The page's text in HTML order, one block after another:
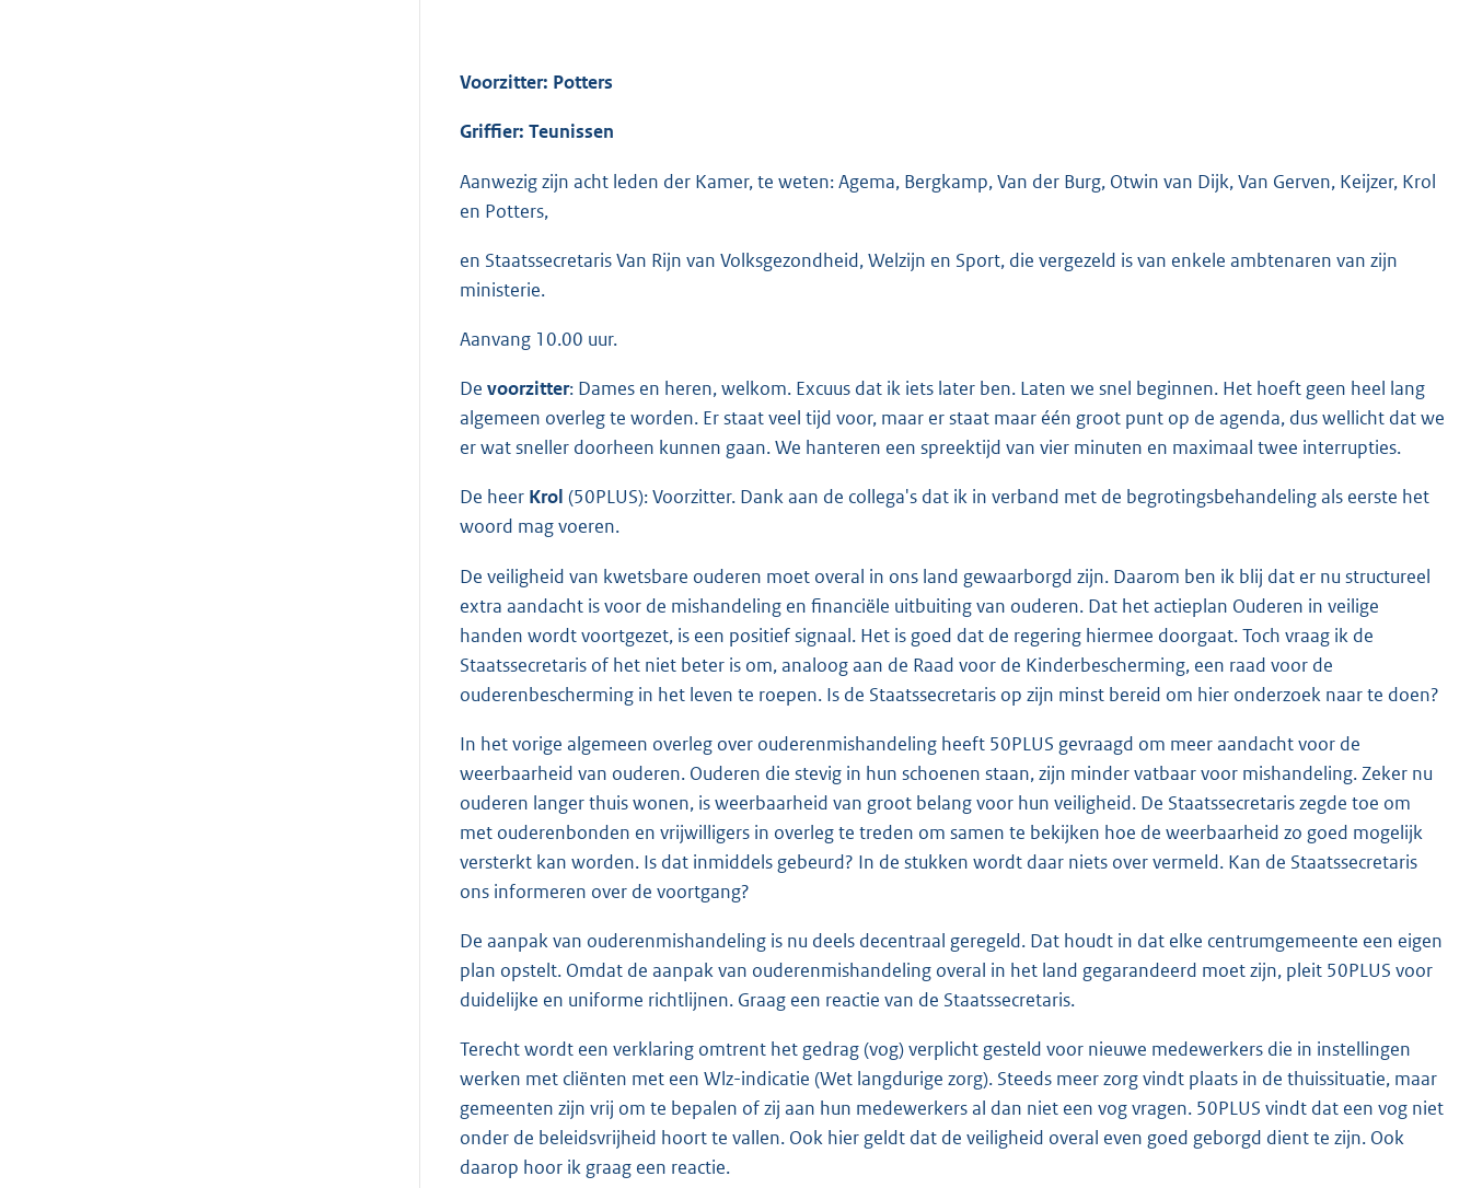
Voorzitter: Potters
Griffier: Teunissen
Aanwezig zijn acht leden der Kamer, te weten: Agema, Bergkamp, Van der Burg, Otwin van Dijk, Van Gerven, Keijzer, Krol
en Potters,
en Staatssecretaris Van Rijn van Volksgezondheid, Welzijn en Sport, die vergezeld is van enkele ambtenaren van zijn
ministerie.
Aanvang 10.00 uur.
De voorzitter: Dames en heren, welkom. Excuus dat ik iets later ben. Laten we snel beginnen. Het hoeft geen heel lang
algemeen overleg te worden. Er staat veel tijd voor, maar er staat maar één groot punt op de agenda, dus wellicht dat we
er wat sneller doorheen kunnen gaan. We hanteren een spreektijd van vier minuten en maximaal twee interrupties.
De heer Krol (50PLUS): Voorzitter. Dank aan de collega's dat ik in verband met de begrotingsbehandeling als eerste het
woord mag voeren.
De veiligheid van kwetsbare ouderen moet overal in ons land gewaarborgd zijn. Daarom ben ik blij dat er nu structureel
extra aandacht is voor de mishandeling en financiële uitbuiting van ouderen. Dat het actieplan Ouderen in veilige
handen wordt voortgezet, is een positief signaal. Het is goed dat de regering hiermee doorgaat. Toch vraag ik de
Staatssecretaris of het niet beter is om, analoog aan de Raad voor de Kinderbescherming, een raad voor de
ouderenbescherming in het leven te roepen. Is de Staatssecretaris op zijn minst bereid om hier onderzoek naar te doen?
In het vorige algemeen overleg over ouderenmishandeling heeft 50PLUS gevraagd om meer aandacht voor de
weerbaarheid van ouderen. Ouderen die stevig in hun schoenen staan, zijn minder vatbaar voor mishandeling. Zeker nu
ouderen langer thuis wonen, is weerbaarheid van groot belang voor hun veiligheid. De Staatssecretaris zegde toe om
met ouderenbonden en vrijwilligers in overleg te treden om samen te bekijken hoe de weerbaarheid zo goed mogelijk
versterkt kan worden. Is dat inmiddels gebeurd? In de stukken wordt daar niets over vermeld. Kan de Staatssecretaris
ons informeren over de voortgang?
De aanpak van ouderenmishandeling is nu deels decentraal geregeld. Dat houdt in dat elke centrumgemeente een eigen
plan opstelt. Omdat de aanpak van ouderenmishandeling overal in het land gegarandeerd moet zijn, pleit 50PLUS voor
duidelijke en uniforme richtlijnen. Graag een reactie van de Staatssecretaris.
Terecht wordt een verklaring omtrent het gedrag (vog) verplicht gesteld voor nieuwe medewerkers die in instellingen
werken met cliënten met een Wlz-indicatie (Wet langdurige zorg). Steeds meer zorg vindt plaats in de thuissituatie, maar
gemeenten zijn vrij om te bepalen of zij aan hun medewerkers al dan niet een vog vragen. 50PLUS vindt dat een vog niet
onder de beleidsvrijheid hoort te vallen. Ook hier geldt dat de veiligheid overal even goed geborgd dient te zijn. Ook
daarop hoor ik graag een reactie.